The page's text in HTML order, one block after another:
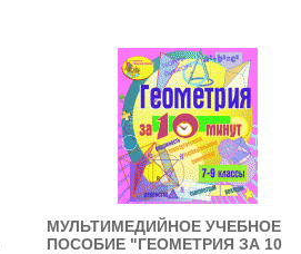
МУЛЬТИМЕДИЙНОЕ УЧЕБНОЕ
ПОСОБИЕ "ГЕОМЕТРИЯ ЗА 10